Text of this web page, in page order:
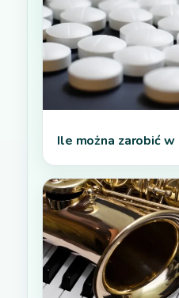
Ile można zarobić